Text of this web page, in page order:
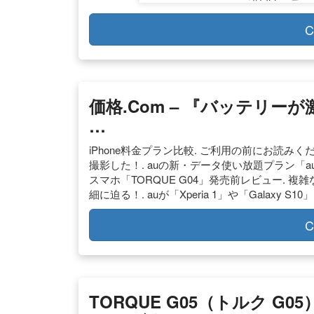
価格.com – 『バッテリーが
…
iPhone料金プラン比較. ご利用の前にお読みく
撮影した！. auの新・データ使い放題プラン「
スマホ「TORQUE G04」発売前レビュー. 複
細に迫る！. auが「Xperia 1」や「Galaxy S10
TORQUE G05（トルク G05